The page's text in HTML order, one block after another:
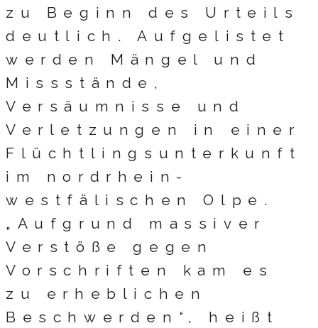
zu Beginn des Urteils
deutlich. Aufgelistet
werden Mängel und
Missstände,
Versäumnisse und
Verletzungen in einer
Flüchtlingsunterkunft
im nordrhein-
westfälischen Olpe.
„Aufgrund massiver
Verstöße gegen
Vorschriften kam es
zu erheblichen
Beschwerden“, heißt